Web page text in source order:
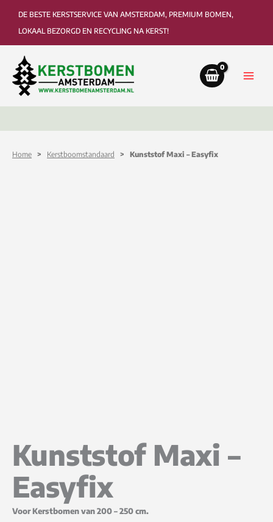
inhoud
DE BESTE KERSTSERVICE VAN AMSTERDAM, PREMIUM BOMEN,
LOKAAL BEZORGD EN RECYCLING NA KERST!
Home > Kerstboomstandaard > Kunststof Maxi – Easyfix
Kunststof Maxi –
Easyfix
Voor Kerstbomen van 200 – 250 cm.